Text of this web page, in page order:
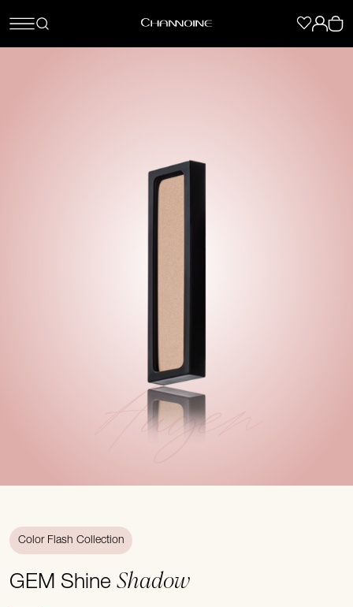
Augen
Color Flash Collection
GEM ShineShadow